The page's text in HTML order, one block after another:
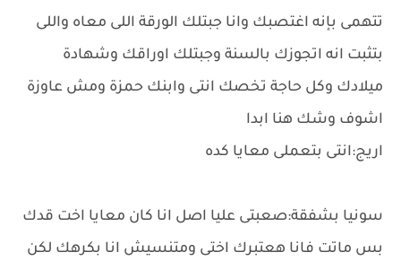
تتهمى بإنه اغتصبك وانا جبتلك الورقة اللى معاه واللى
بتثبت انه اتجوزك بالسنة وجبتلك اوراقك وشهادة
ميلادك وكل حاجة تخصك انتى وابنك حمزة ومش عاوزة
اشوف وشك هنا ابدا
اريج:انتى بتعملى معايا كده
سونيا بشفقة:صعبتى عليا اصل انا كان معايا اخت قدك
بس ماتت فانا هعتبرك اختى ومتنسيش انا بكرهك لكن